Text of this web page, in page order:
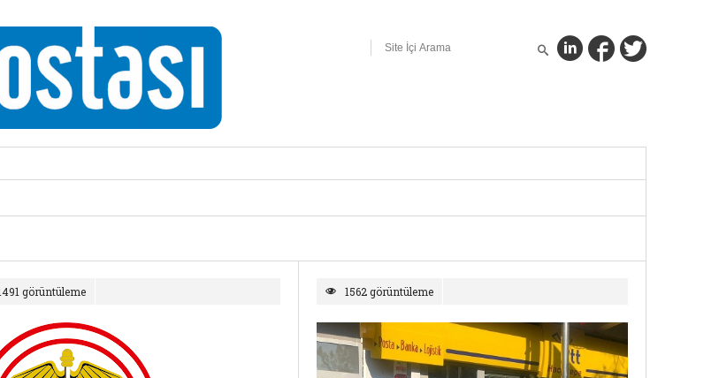
görüntüleme 1562 görüntüleme